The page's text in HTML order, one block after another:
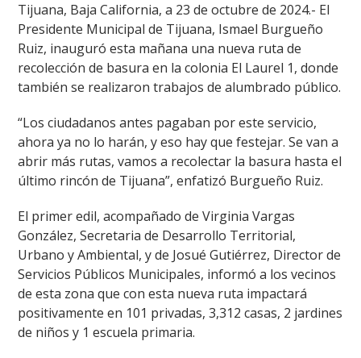
Tijuana, Baja California, a 23 de octubre de 2024.- El
Presidente Municipal de Tijuana, Ismael Burgueño
Ruiz, inauguró esta mañana una nueva ruta de
recolección de basura en la colonia El Laurel 1, donde
también se realizaron trabajos de alumbrado público.
“Los ciudadanos antes pagaban por este servicio,
ahora ya no lo harán, y eso hay que festejar. Se van a
abrir más rutas, vamos a recolectar la basura hasta el
último rincón de Tijuana”, enfatizó Burgueño Ruiz.
El primer edil, acompañado de Virginia Vargas
González, Secretaria de Desarrollo Territorial,
Urbano y Ambiental, y de Josué Gutiérrez, Director de
Servicios Públicos Municipales, informó a los vecinos
de esta zona que con esta nueva ruta impactará
positivamente en 101 privadas, 3,312 casas, 2 jardines
de niños y 1 escuela primaria.